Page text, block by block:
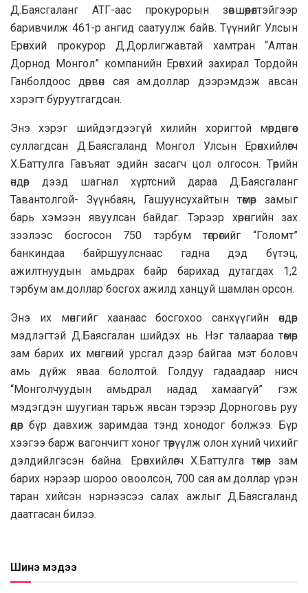
Д.Баясгаланг АТГ-аас прокурорын зөвшөөрөлтэйгээр
баривчилж 461-р ангид саатуулж байв. Түүнийг Улсын
Ерөнхий прокурор Д.Дорлигжавтай хамтран “Алтан
Дорнод Монгол” компанийн Ерөнхий захирал Тордойн
Ганболдоос дөрвөн сая ам.доллар дээрэмдэж авсан
хэрэгт буруутгагдсан.
Энэ хэрэг шийдэгдээгүй хилийн хоригтой мөрдөнгөөс
суллагдсан Д.Баясгаланд Монгол Улсын Ерөнхийлөгч
Х.Баттулга Гавъяат эдийн засагч цол олгосон. Төрийн
өндөр дээд шагнал хүртсний дараа Д.Баясгаланг
Тавантолгой- Зүүнбаян, Гашуунсухайтын төмөр замыг
барь хэмээн явуулсан байдаг. Тэрээр хөрөнгийн зах
зээлээс босгосон 750 тэрбум төгрөгийг “Голомт”
банкиндаа байршуулснаас гадна дэд бүтэц,
ажилтнуудын амьдрах байр барихад дутагдах 1,2
тэрбум ам.доллар босгох ажилд ханцуй шамлан орсон.
Энэ их мөнгийг хаанаас босгохоо санхүүгийн өндөр
мэдлэгтэй Д.Баясгалан шийдэх нь. Нэг талаараа төмөр
зам барих их мөнгөний урсгал дээр байгаа мэт боловч
амь дүйж яваа бололтой. Голдуу гадаадаар нисч
“Монголчуудын амьдрал надад хамаагүй” гэж
мэдэгдэн шуугиан тарьж явсан тэрээр Дорноговь руу
өдөр бүр давхиж заримдаа тэнд хонодог болжээ. Бүр
хээгээ барж вагончигт хоног төөрүүлж олон хүний чихийг
дэлдийлгэсэн байна. Ерөнхийлөгч Х.Баттулга төмөр зам
барих нэрээр шороо овоолсон, 700 сая ам.доллар үрэн
таран хийсэн нэрнээсээ салах ажлыг Д.Баясгаланд
даатгасан билээ.
Шинэ мэдээ